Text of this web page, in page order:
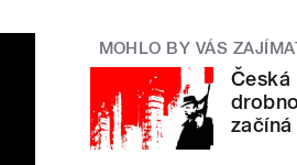
MOHLO BY VÁS
Česká